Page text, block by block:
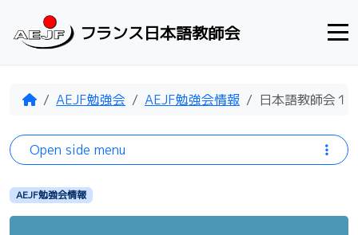
フランス日本語教師会
HomeAEJF勉強会 AEJF勉強会情報 日本語教師会１
AEJF勉強会情報
Open side menu